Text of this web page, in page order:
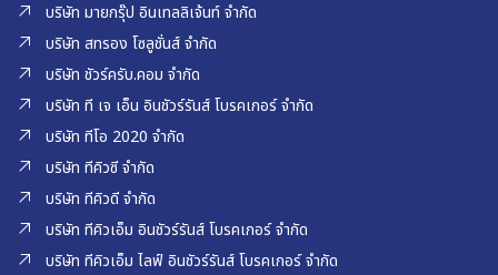
บริษัท มายกรุ๊ป อินเทลลิเจ้นท์ จำกัด
บริษัท สทรอง โซลูชั่นส์ จำกัด
บริษัท ชัวร์ครับ.คอม จำกัด
บริษัท ที เจ เอ็น อินชัวร์รันส์ โบรคเกอร์ จำกัด
บริษัท ทีโอ 2020 จำกัด
บริษัท ทีคิวซี จำกัด
บริษัท ทีคิวดี จำกัด
บริษัท ทีคิวเอ็ม อินชัวร์รันส์ โบรคเกอร์ จำกัด
บริษัท ทีคิวเอ็ม ไลฟ์ อินชัวร์รันส์ โบรคเกอร์ จำกัด